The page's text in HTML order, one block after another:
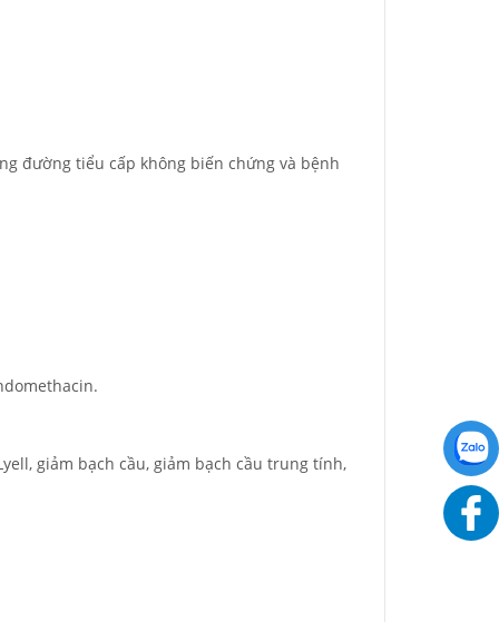
đường tiểu cấp không biến chứng và bệnh
giảm bạch cầu, giảm bạch cầu trung tính,